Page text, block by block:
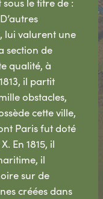
le titre de :
lui valurent une
section de
qualité, à
il partit
obstacles,
cette ville,
Paris fut doté
En 1815, il
il
sur de
créées dans